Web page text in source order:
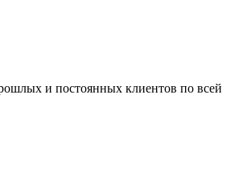
и постоянных клиентов по всей